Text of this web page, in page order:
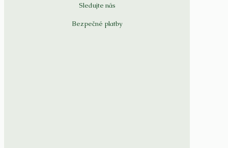
Sledujte nás
Bezpečné platby